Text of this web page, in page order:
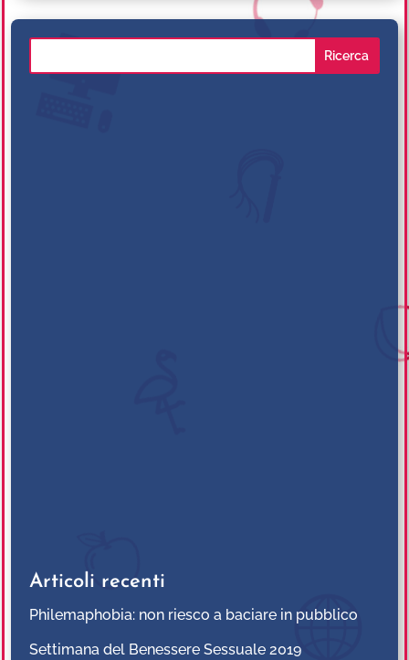
Articoli recenti
Philemaphobia: non riesco a baciare in pubblico
Settimana del Benessere Sessuale 2019